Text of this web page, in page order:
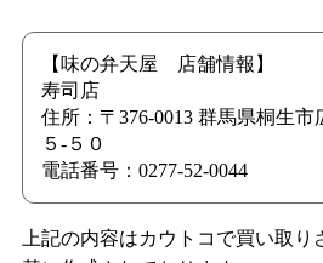
【味の弁天屋 店舗情報】
寿司店
住所：〒376-0013 群馬県桐生市
５-５０
電話番号：0277-52-0044
上記の内容はカウトコで買い取